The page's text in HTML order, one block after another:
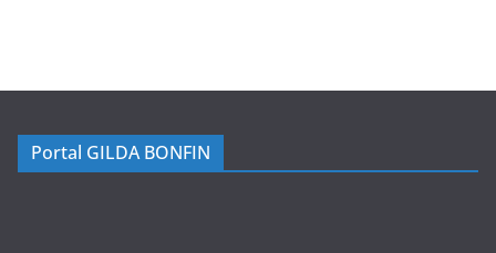
Portal GILDA BONFIN